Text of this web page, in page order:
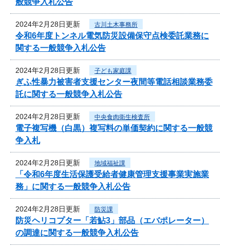
2024年2月28日更新 古川土木事務所
令和6年度トンネル電気防災設備保守点検委託業務に
関する一般競争入札公告
2024年2月28日更新 子ども家庭課
ぎふ性暴力被害者支援センター夜間等電話相談業務委
託に関する一般競争入札公告
2024年2月28日更新 中央食肉衛生検査所
電子複写機（白黒）複写料の単価契約に関する一般競
争入札
2024年2月28日更新 地域福祉課
「令和6年度生活保護受給者健康管理支援事業実施業
務」に関する一般競争入札公告
2024年2月28日更新 防災課
防災ヘリコプター「若鮎3」部品（エバポレーター）
の調達に関する一般競争入札公告